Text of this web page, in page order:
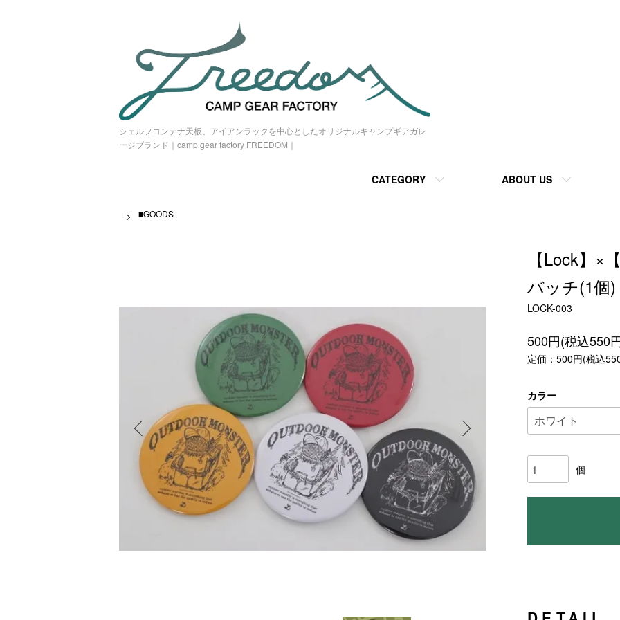
シェルフコンテナ天板、アイアンラックを中心としたオリジナルキャンプギアガレ
ージブランド｜camp gear factory FREEDOM｜
CATEGORY ABOUT US
■GOODS
【Lock】×
バッチ(1個)
LOCK-003
500円(税込550
定価：500円(税込
カラー
個